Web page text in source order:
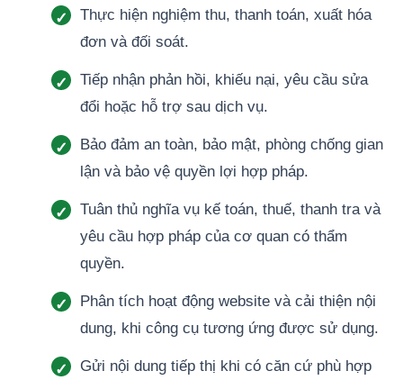
Thực hiện nghiệm thu, thanh toán, xuất hóa
đơn và đối soát.
Tiếp nhận phản hồi, khiếu nại, yêu cầu sửa
đổi hoặc hỗ trợ sau dịch vụ.
Bảo đảm an toàn, bảo mật, phòng chống gian
lận và bảo vệ quyền lợi hợp pháp.
Tuân thủ nghĩa vụ kế toán, thuế, thanh tra và
yêu cầu hợp pháp của cơ quan có thẩm
quyền.
Phân tích hoạt động website và cải thiện nội
dung, khi công cụ tương ứng được sử dụng.
Gửi nội dung tiếp thị khi có căn cứ phù hợp